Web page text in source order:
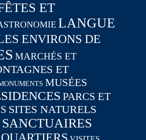
ET
LANGUE
ENVIRONS DE
MARCHÉS ET
ET
MUSÉES
PARCS ET
SITES NATURELS